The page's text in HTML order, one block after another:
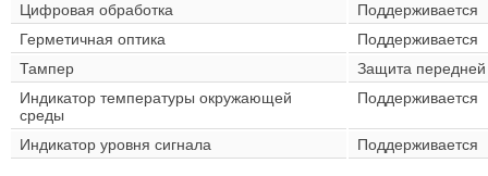
Цифровая обработка
Поддерживается
Герметичная оптика
Поддерживается
Тампер
Защита
Индикатор температуры окружающей
среды
Поддерживается
Индикатор уровня сигнала Поддерживается